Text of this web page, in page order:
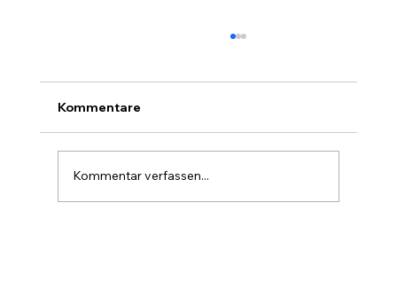
Der Hagel-Überflieger
Kommentare
Kommentar verfassen...